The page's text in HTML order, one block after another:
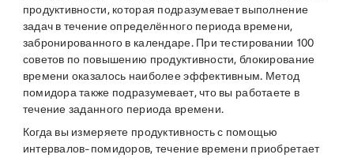
продуктивности, которая подразумевает выполнение
задач в течение определённого периода времени,
забронированного в календаре. При тестировании 100
советов по повышению продуктивности, блокирование
времени оказалось наиболее эффективным. Метод
помидора также подразумевает, что вы работаете в
течение заданного периода времени.
Когда вы измеряете продуктивность с помощью
интервалов-помидоров, течение времени приобретает